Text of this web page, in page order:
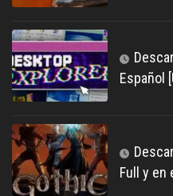
Español
Full y en